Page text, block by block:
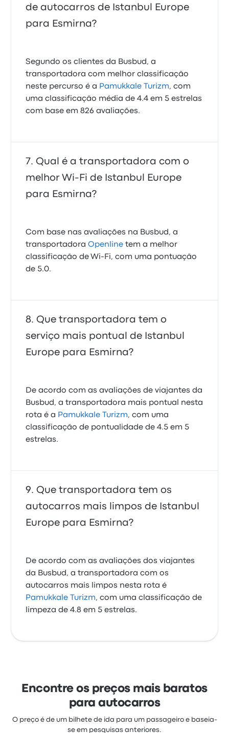
de autocarros de Istanbul Europe
para Esmirna?
Segundo os clientes da Busbud, a
transportadora com melhor classificação
neste percurso é a Pamukkale Turizm, com
uma classificação média de 4.4 em 5 estrelas
com base em 826 avaliações.
Qual é a transportadora com o
melhor Wi-Fi de Istanbul Europe
para Esmirna?
Com base nas avaliações na Busbud, a
transportadoraOpenline tem a melhor
classificação de Wi‑Fi, com uma pontuação
de 5.0.
Que transportadora tem o
serviço mais pontual de Istanbul
Europe para Esmirna?
De acordo com as avaliações de viajantes da
Busbud, a transportadora mais pontual nesta
rota é a Pamukkale Turizm, com uma
classificação de pontualidade de 4.5 em 5
estrelas.
Que transportadora tem os
autocarros mais limpos de Istanbul
Europe para Esmirna?
De acordo com as avaliações dos viajantes
da Busbud, a transportadora com os
autocarros mais limpos nesta rota é
Pamukkale Turizm, com uma classificação de
limpeza de 4.8 em 5 estrelas.
Encontre os preços mais baratos
para autocarros
O preço é de um bilhete de ida para um passageiro e baseia-
se em pesquisas anteriores.